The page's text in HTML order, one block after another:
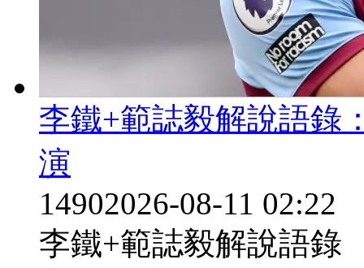
李鐵+範誌毅解說語錄
演
14902026-08-11 02:22
李鐵+範誌毅解說語錄